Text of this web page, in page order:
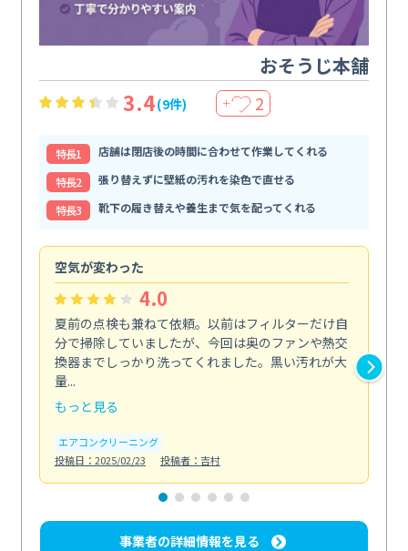
おそうじ本舗
3.4(9件) ＋ 2
特⻑1
店舗は閉店後の時間に合わせて作業してくれる
特⻑2
張り替えずに壁紙の汚れを染色で直せる
特⻑3
靴下の履き替えや養生まで気を配ってくれる
空気が変わった
4.0
夏前の点検も兼ねて依頼。以前はフィルターだけ自
分で掃除していましたが、今回は奥のファンや熱交
換器までしっかり洗ってくれました。黒い汚れが大
量...
もっと見る
エアコンクリーニング
投稿日：2025/02/23
投稿者：吉村
事業者の詳細情報を見る